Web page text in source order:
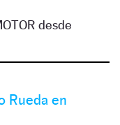
desde
Rueda en